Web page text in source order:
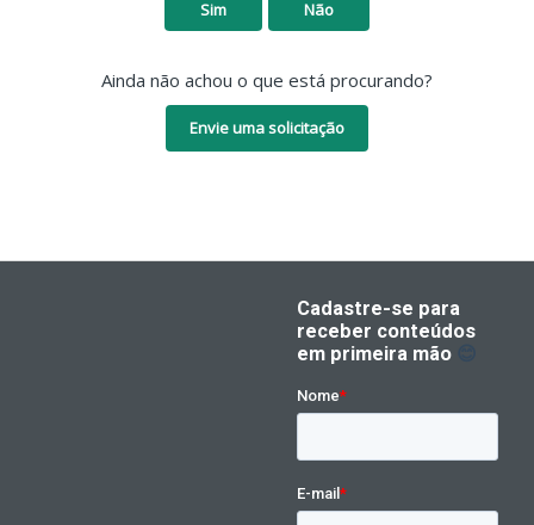
Sim Não
Ainda não achou o que está procurando?
Envie uma solicitação